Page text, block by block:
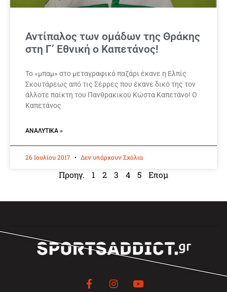
Αντίπαλος των ομάδων της Θράκης
στη Γ’ Εθνική ο Καπετάνος!
Το «μπαμ» στο μεταγραφικό παζάρι έκανε η Ελπίς
Σκουτάρεως από τις Σέρρες που έκανε δικό της τον
άλλοτε παίκτη του Πανθρακικού Κώστα Καπετάνο! Ο
Καπετάνος
ΑΝΑΛΥΤΙΚΆ »
26 Ιουλίου 2017 Δεν υπάρχουν Σχόλια
Προηγ. 1 2 3 4 5 Επομ